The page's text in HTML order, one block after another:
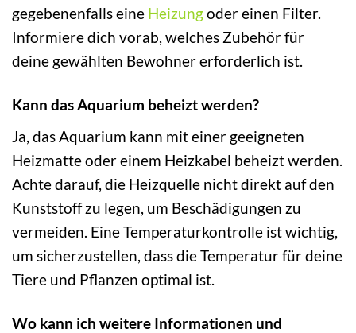
gegebenenfalls eine Heizungoder einen Filter.
Informiere dich vorab, welches Zubehör für
deine gewählten Bewohner erforderlich ist.
Kann das Aquarium beheizt werden?
Ja, das Aquarium kann mit einer geeigneten
Heizmatte oder einem Heizkabel beheizt werden.
Achte darauf, die Heizquelle nicht direkt auf den
Kunststoff zu legen, um Beschädigungen zu
vermeiden. Eine Temperaturkontrolle ist wichtig,
um sicherzustellen, dass die Temperatur für deine
Tiere und Pflanzen optimal ist.
Wo kann ich weitere Informationen und